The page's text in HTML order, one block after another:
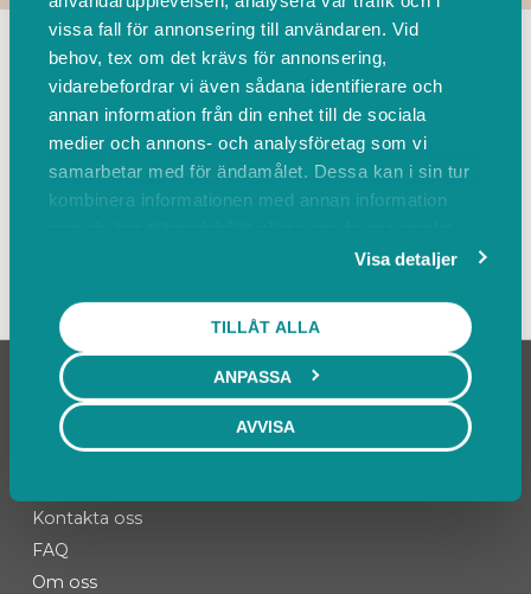
vissa fall för annonsering till användaren. Vid
behov, tex om det krävs för annonsering,
vidarebefordrar vi även sådana identifierare och
annan information från din enhet till de sociala
medier och annons- och analysföretag som vi
samarbetar med för ändamålet. Dessa kan i sin tur
kombinera informationen med annan information
Visa detaljer
TILLÅT ALLA
ANPASSA
AVVISA
TILLBAKA
Leverantörer Events
Sortera på
Kontakta oss
FAQ
Om oss